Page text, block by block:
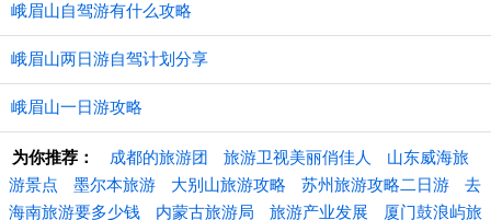
峨眉山自驾游有什么攻略
峨眉山两日游自驾计划分享
峨眉山一日游攻略
为你推荐： 成都的旅游团 旅游卫视美丽俏佳人
山东威海旅
游景点
墨尔本旅游 大别山旅游攻略 苏州旅游攻略二日游
去
海南旅游要多少钱
内蒙古旅游局 旅游产业发展 厦门鼓浪屿旅